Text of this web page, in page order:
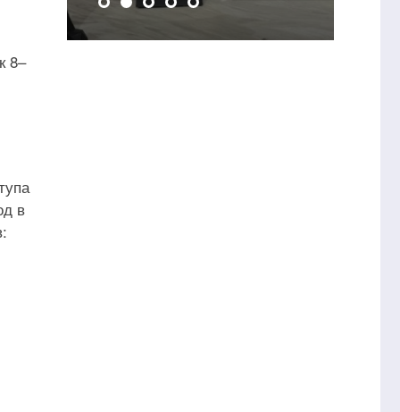
8–
в